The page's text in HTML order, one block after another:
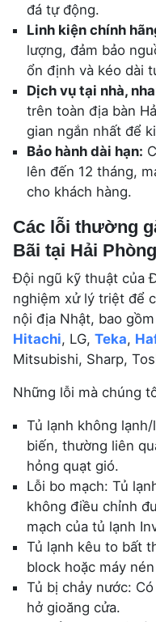
đá tự động.
Linh kiện chính
lượng, đảm bảo
ổn định và kéo dài
Dịch vụ tại nhà,
trên toàn địa bàn
gian ngắn nhất để
Bảo hành dài hạn:
lên đến 12 tháng,
cho khách hàng.
Các lỗi thường
Bãi tại Hải Phòng
Đội ngũ kỹ thuật của
nghiệm xử lý triệt để
nội địa Nhật, bao
Hitachi, LG, Teka,
Mitsubishi, Sharp,
Những lỗi mà chúng
Tủ lạnh không
biến, thường liên
hỏng quạt gió.
Lỗi bo mạch: Tủ
không điều chỉnh
mạch của tủ lạnh
Tủ lạnh kêu to bất
block hoặc máy
Tủ bị chảy nước:
hở gioăng cửa.